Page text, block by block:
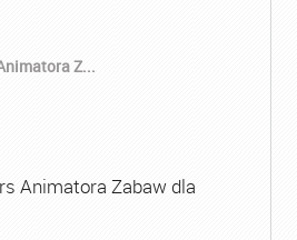
Z...
Animatora Zabaw dla